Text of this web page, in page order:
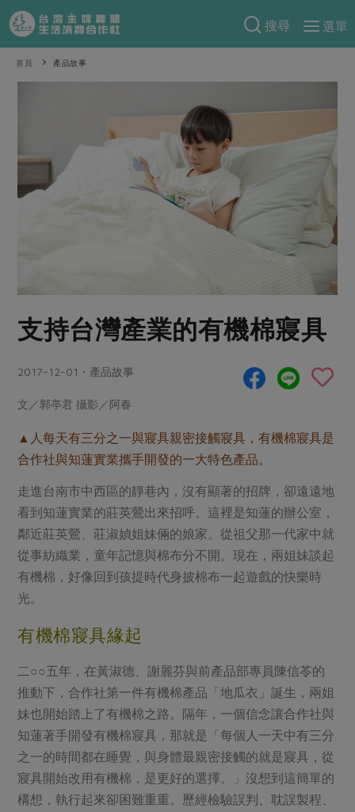
搜尋
選單
產品分類
當令水果
蕈菇類
辛香料類
肉品・水產
調理食材・點心
調味醬料/南北貨 烘焙
休閒零嘴 沖泡飲品
保健食品
美妝保養
家庭清潔
最新產品
優惠專區
素食專區
米食
麵食
蛋料理
醬料
漬物
涼拌沙拉
飲品
異國料理
年菜食譜
養身食補
節慶大餐
高麗菜海鮮煎餅
預購活動
把最好的台灣味帶回家！
當季產品
合作25-經典快閃最後一週
合作25-精選產品第四彈
合作25-精選產品第三彈
更多當季產品
議題活動
主婦聯盟X樂齡網特約優惠案
30%rPET紅烏龍茶
2024農業發展計畫年度報告
更多議題活動
把最好的台灣味帶回家！
綠主張
樂齡生活 親子食育
關注議題
減硝酸鹽 惜食
非基改運動 支持本土農糧
廢核運動 能源議題
減添加物 減塑減廢
公益金 食農教育
更多議題
綠主張月刊
典藏閱覽室
關於合作社
合作社組織
員工與求才
產品檢驗
自主把關
檢驗報告
硝酸鹽檢驗
社員權益
合作社法規
社務專區
選舉專區
媒體報導
下載專區
地區活動
首頁 產品故事
支持台灣產業的有機棉寢具
2017-12-01・產品故事
文／郭亭君 攝影／阿春
▲人每天有三分之一與寢具親密接觸寢具，有機棉寢具是
合作社與知蓮實業攜手開發的一大特色產品。
走進台南市中西區的靜巷內，沒有顯著的招牌，卻遠遠地
看到知蓮實業的莊英鶯出來招呼。這裡是知蓮的辦公室，
鄰近莊英鶯、莊淑媜姐妹倆的娘家。從祖父那一代家中就
從事紡織業，童年記憶與棉布分不開。現在，兩姐妹談起
有機棉，好像回到孩提時代身披棉布一起遊戲的快樂時
光。
有機棉寢具緣起
二○○五年，在黃淑德、謝麗芬與前產品部專員陳信苓的
推動下，合作社第一件有機棉產品「地瓜衣」誕生，兩姐
妹也開始踏上了有機棉之路。隔年，一個信念讓合作社與
知蓮著手開發有機棉寢具，那就是「每個人一天中有三分
之一的時間都在睡覺，與身體最親密接觸的就是寢具，從
寢具開始改用有機棉，是更好的選擇。」沒想到這簡單的
構想，執行起來卻困難重重。歷經檢驗誤判、耽誤製程、